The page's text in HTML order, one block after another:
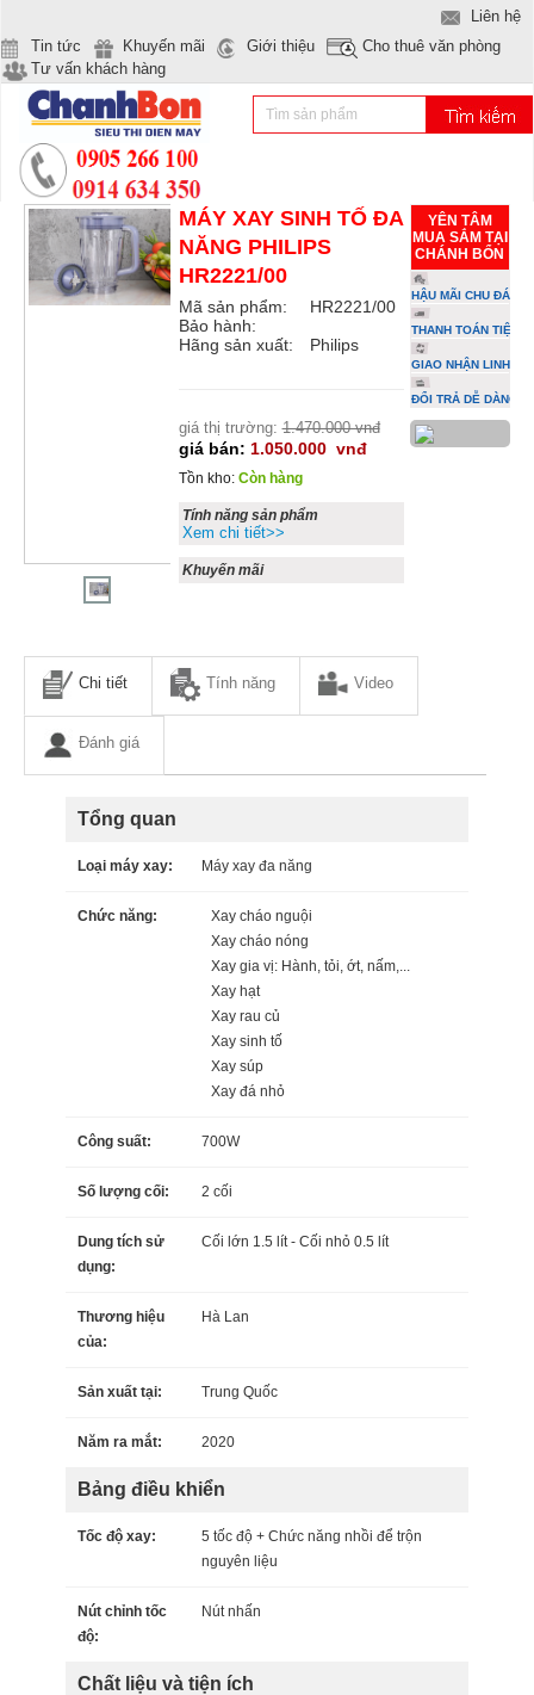
Liên hệ
Tin tức
Khuyến mãi Giới thiệu
Cho thuê văn phòng
Tư vấn khách hàng
MÁY XAY SINH TỐ ĐA
NĂNG PHILIPS
HR2221/00
Mã sản phẩm:
HR2221/00
Bảo hành:
Hãng sản xuất:
Philips
giá thị trường:1.470.000 vnđ
giá bán: 1.050.000 vnđ
Tồn kho: Còn hàng
Tính năng sản phẩm
Xem chi tiết>>
Khuyến mãi
YÊN TÂM
MUA SẮM TẠI
CHÁNH BỔN
HẬU MÃI CHU ĐÁO
THANH TOÁN TIỆN
GIAO NHẬN LINH
ĐỔI TRẢ DỄ DÀNG
Chi tiết Tính năng Video
Đánh giá
Tổng quan
Loại máy xay: Máy xay đa năng
Chức năng:
Xay cháo nguội
Xay cháo nóng
Xay gia vị: Hành, tỏi, ớt, nấm,...
Xay hạt
Xay rau củ
Xay sinh tố
Xay súp
Xay đá nhỏ
Công suất: 700W
Số lượng cối: 2 cối
Dung tích sử
dụng:
Cối lớn 1.5 lít - Cối nhỏ 0.5 lít
Thương hiệu
của:
Hà Lan
Sản xuất tại: Trung Quốc
Năm ra mắt: 2020
Bảng điều khiển
Tốc độ xay:
5 tốc độ + Chức năng nhồi để trộn
nguyên liệu
Nút chỉnh tốc
độ:
Nút nhấn
Chất liệu và tiện ích